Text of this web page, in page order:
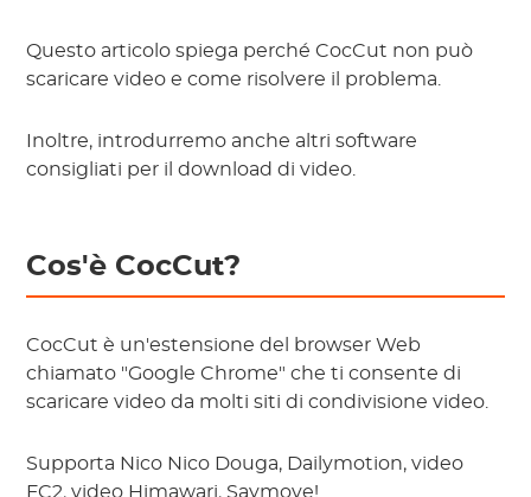
Questo articolo spiega perché CocCut non può
scaricare video e come risolvere il problema.
Inoltre, introdurremo anche altri software
consigliati per il download di video.
Cos'è CocCut?
CocCut è un'estensione del browser Web
chiamato "Google Chrome" che ti consente di
scaricare video da molti siti di condivisione video.
Supporta Nico Nico Douga, Dailymotion, video
FC2, video Himawari, Saymove!